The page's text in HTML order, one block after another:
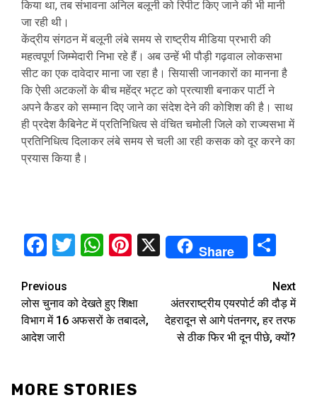
किया था, तब संभावना अनिल बलूनी को रिपीट किए जाने की भी मानी
जा रही थी।
केंद्रीय संगठन में बलूनी लंबे समय से राष्ट्रीय मीडिया प्रभारी की
महत्वपूर्ण जिम्मेदारी निभा रहे हैं। अब उन्हें भी पौड़ी गढ़वाल लोकसभा
सीट का एक दावेदार माना जा रहा है। सियासी जानकारों का मानना है
कि ऐसी अटकलों के बीच महेंद्र भट्ट को प्रत्याशी बनाकर पार्टी ने
अपने कैडर को सम्मान दिए जाने का संदेश देने की कोशिश की है। साथ
ही प्रदेश कैबिनेट में प्रतिनिधित्व से वंचित चमोली जिले को राज्यसभा में
प्रतिनिधित्व दिलाकर लंबे समय से चली आ रही कसक को दूर करने का
प्रयास किया है।
Facebook
Twitter
WhatsApp
Pinterest
X Share
Continue
Reading
Previous
लोस चुनाव को देखते हुए शिक्षा
विभाग में 16 अफसरों के तबादले,
आदेश जारी
Next
अंतरराष्ट्रीय एयरपोर्ट की दौड़ में
देहरादून से आगे पंतनगर, हर तरफ
से ठीक फिर भी दून पीछे, क्यों?
MORE STORIES